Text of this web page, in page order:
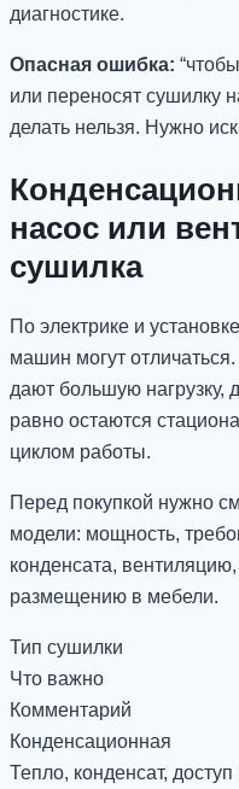
диагностике.
Опасная ошибка:
или переносят сушилку
делать нельзя. Нужно
насос или
сушилка
По электрике и
машин могут
дают большую нагрузку,
равно остаются
циклом работы.
Перед покупкой нужно
модели: мощность,
конденсата,
размещению в мебели.
Тип сушилки
Что важно
Комментарий
Конденсационная
Тепло, конденсат,